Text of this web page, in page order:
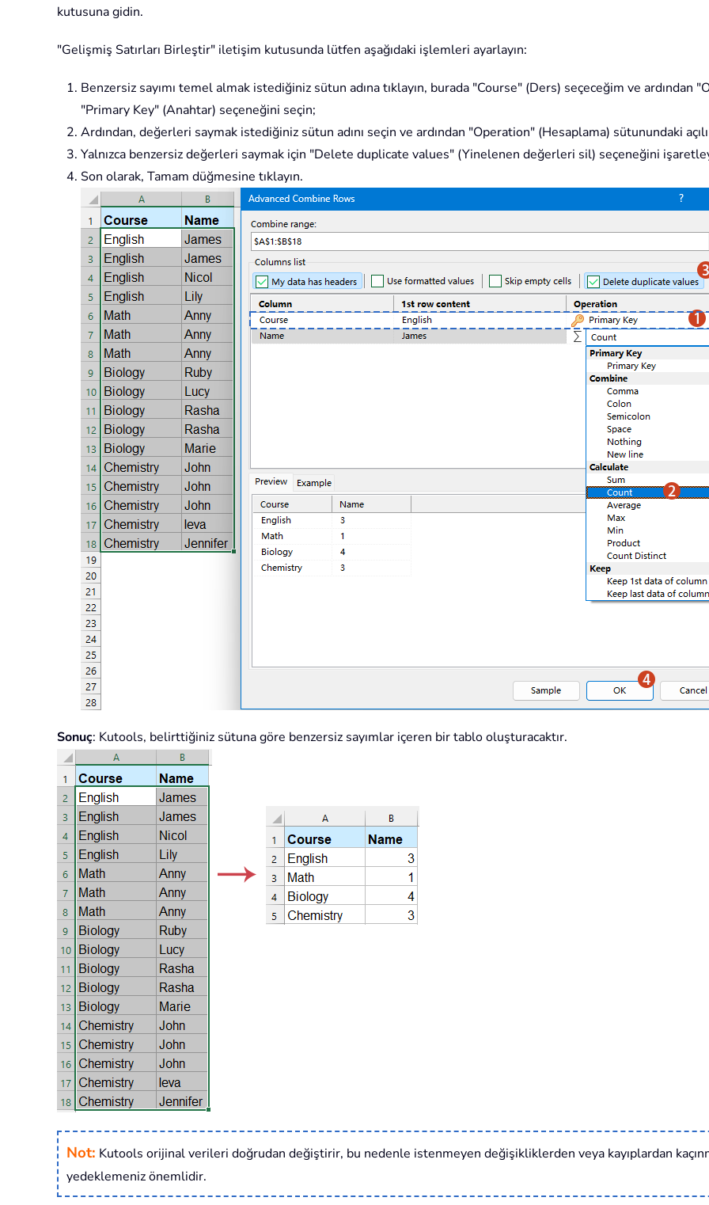
kutusuna gidin.
"Gelişmiş Satırları Birleştir" iletişim kutusunda lütfen aşağıdaki işlemleri ayarlayın:
Benzersiz sayımı temel almak istediğiniz sütun adına tıklayın, burada "Course" (Ders) seçeceğim ve ardından
"Primary Key" (Anahtar) seçeneğini seçin;
Ardından, değerleri saymak istediğiniz sütun adını seçin ve ardından "Operation" (Hesaplama) sütunundaki
Yalnızca benzersiz değerleri saymak için "Delete duplicate values" (Yinelenen değerleri sil) seçeneğini
Son olarak, Tamam düğmesine tıklayın.
Sonuç: Kutools, belirttiğiniz sütuna göre benzersiz sayımlar içeren bir tablo oluşturacaktır.
Not: Kutools orijinal verileri doğrudan değiştirir, bu nedenle istenmeyen değişikliklerden veya kayıplardan
yedeklemeniz önemlidir.